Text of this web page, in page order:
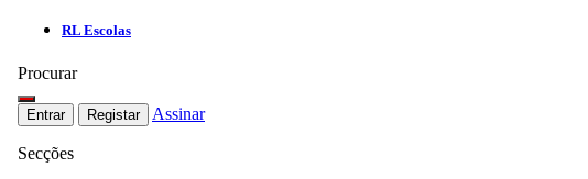
RL Escolas
Procurar
Entrar Registar Assinar
Secções